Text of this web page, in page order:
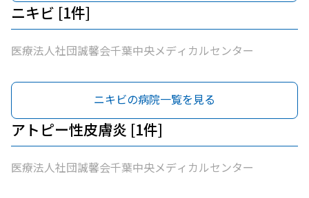
ニキビ [1件]
医療法人社団誠馨会千葉中央メディカルセンター
ニキビの病院一覧を見る
アトピー性皮膚炎 [1件]
医療法人社団誠馨会千葉中央メディカルセンター